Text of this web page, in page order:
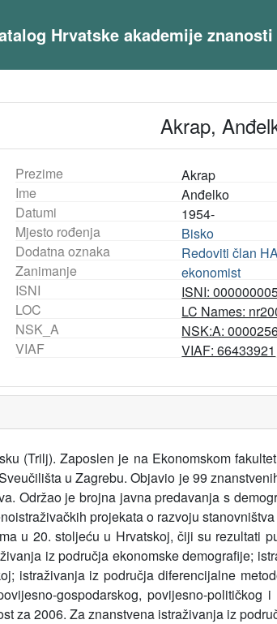
Hrvatske akademije
Akrap,
Prezime
Akrap
Ime
Anđelko
Datumi
1954-
Mjesto rođenja
Bisko
Dodatna oznaka
Redoviti član
Zanimanje
ekonomist
ISNI
ISNI:
LOC
LC Names:
NSK_A
NSK:A:
VIAF
VIAF: 66433921
(Trilj). Zaposlen je na Ekonomskom
u Zagrebu. Objavio je 99
Održao je brojna javna predavanja s
projekata o razvoju
u 20. stoljeću u Hrvatskoj, čiji su rezultati
iz područja ekonomske demografije;
istraživanja iz područja diferencijalne
gospodarskog, povijesno-
za 2006. Za znanstvena istraživanja iz